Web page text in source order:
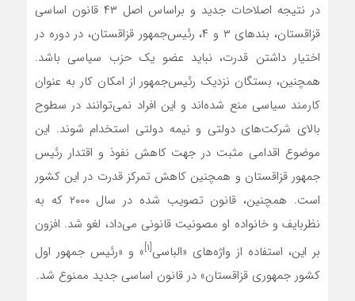
در نتیجه اصلاحات جدید و براساس اصل ۴۳ قانون اساسی
قزاقستان، بند‌های ۳ و ۴، رئیس‌جمهور قزاقستان، در دوره در
اختیار داشتن قدرت، نباید عضو یک حزب سیاسی باشد.
همچنین، بستگان نزدیک رئیس‌جمهور از امکان کار به عنوان
کارمند سیاسی منع شده‌اند و این افراد نمی‌توانند در سطوح
بالای شرکت‌های دولتی و نیمه دولتی استخدام شوند. این
موضوع اقدامی مثبت در جهت کاهش نفوذ و اقتدار رئیس
جمهور قزاقستان و همچنین کاهش تمرکز قدرت در این کشور
است. همچنین، قانون تصویب شده در سال ۲۰۰۰ که به
نظربایف و خانواده‌ او مصونیت قانونی می‌داد، لغو شد. افزون
بر این، استفاده از واژه‌های «الباسی[۱] » و «رئیس جمهور اول
کشور جمهوری قزاقستان» در قانون اساسی جدید ممنوع شد.